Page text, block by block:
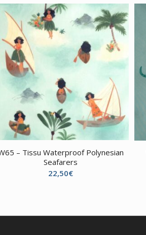
– Tissu Waterproof Polynesian
Seafarers
22,50€